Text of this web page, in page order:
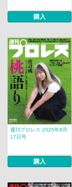
購入
週刊プロレス 2025年9月
17日号
購入